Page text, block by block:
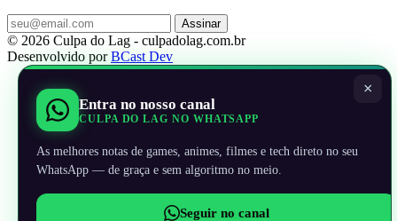
Assinar
© 2026 Culpa do Lag - culpadolag.com.br
Desenvolvido porBCast Dev
×
Entra no nosso canal
CULPA DO LAG NO WHATSAPP
As melhores notas de games, animes, filmes e tech direto no seu
WhatsApp — de graça e sem algoritmo no meio.
Seguir no canal